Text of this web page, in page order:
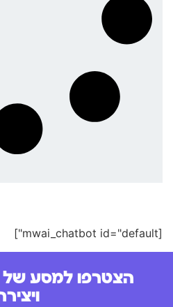
[mwai_chatbot id="default"]
הצטרפו למסע